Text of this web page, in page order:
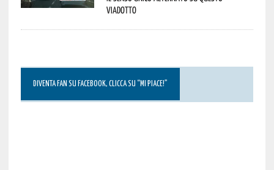
viadotto
DIVENTA FAN SU FACEBOOK, CLICCA SU “MI PIACE!”